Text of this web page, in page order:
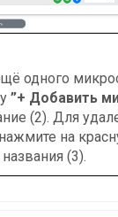
одного
”+ Добавить
(2). Для
на
(3).